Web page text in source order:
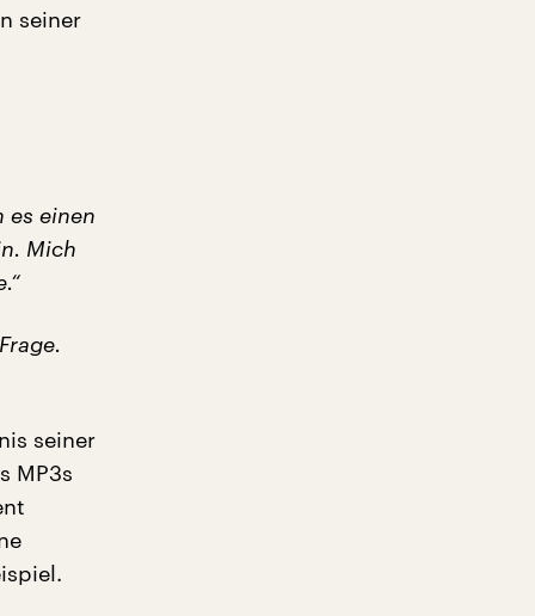
seiner
es einen
Mich
seiner
MP3s